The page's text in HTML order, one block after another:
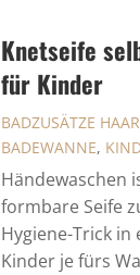
Knetseife
für Kinder
BADZUSÄTZE
BADEWANNE,
Händewaschen
formbare Seife
Hygiene-Trick in
Kinder je fürs